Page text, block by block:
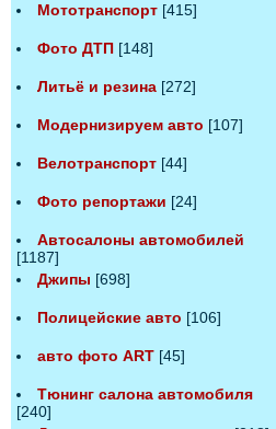
Мототранспорт [415]
Фото ДТП [148]
Литьё и резина [272]
Модернизируем авто [107]
Велотранспорт [44]
Фото репортажи [24]
Автосалоны автомобилей
[1187]
Джипы [698]
Полицейские авто [106]
авто фото ART [45]
Тюнинг салона автомобиля
[240]